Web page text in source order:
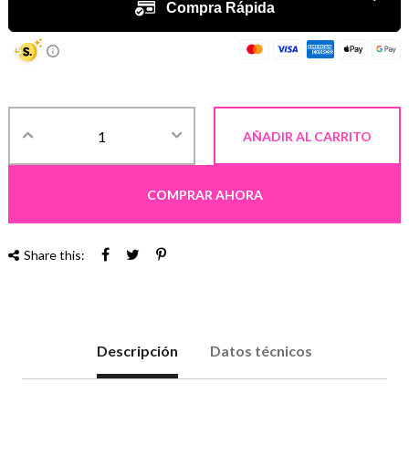
AÑADIR AL CARRITO
COMPRAR AHORA
Share this:
Descripción Datos técnicos